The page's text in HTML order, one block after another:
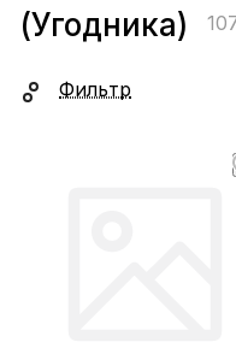
(Угодника)
Фильтр